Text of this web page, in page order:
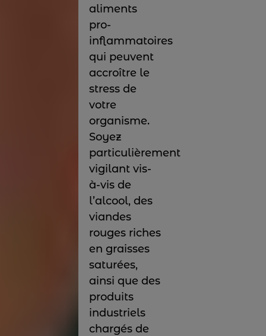
aliments
pro-
inflammatoires
qui peuvent
accroître le
stress de
votre
organisme.
Soyez
particulièrement
vigilant vis-
à-vis de
l’alcool, des
viandes
rouges riches
en graisses
saturées,
ainsi que des
produits
industriels
chargés de